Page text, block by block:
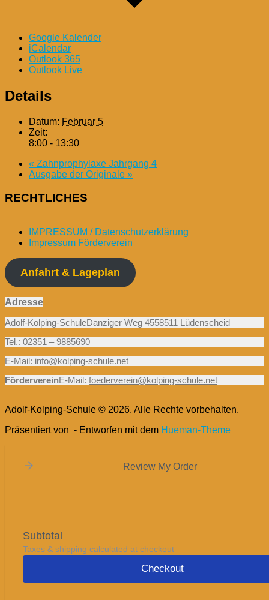
Google Kalender
iCalendar
Outlook 365
Outlook Live
Details
Datum: Februar 5
Zeit:
8:00 - 13:30
« Zahnprophylaxe Jahrgang 4
Ausgabe der Originale »
RECHTLICHES
IMPRESSUM / Datenschutzerklärung
Impressum Förderverein
Anfahrt & Lageplan
Adresse
Adolf-Kolping-SchuleDanziger Weg 4558511 Lüdenscheid
Tel.: 02351 – 9885690
E-Mail: info@kolping-schule.net
FördervereinE-Mail: foederverein@kolping-schule.net
Adolf-Kolping-Schule © 2026. Alle Rechte vorbehalten.
Präsentiert von - Entworfen mit dem Hueman-Theme
Review My Order
Subtotal
Taxes & shipping calculated at checkout
Checkout